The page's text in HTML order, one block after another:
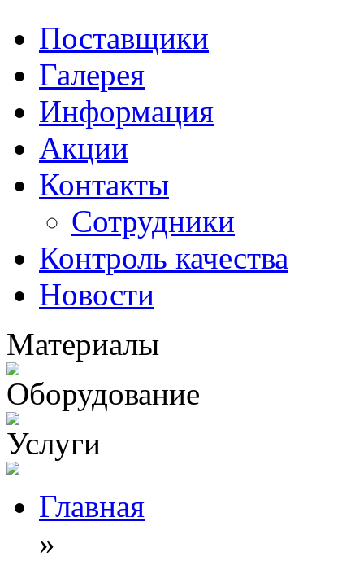
Поставщики
Галерея
Информация
Акции
Контакты
Сотрудники
Контроль качества
Новости
Материалы
Оборудование
Услуги
Главная
»